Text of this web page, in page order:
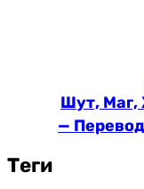
Шут, Маг,
—
Теги